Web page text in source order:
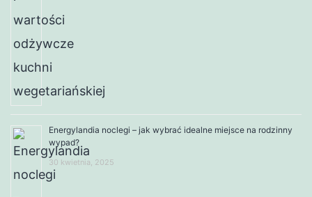
Energylandia noclegi – jak wybrać idealne miejsce na rodzinny
wypad?
30 kwietnia, 2025